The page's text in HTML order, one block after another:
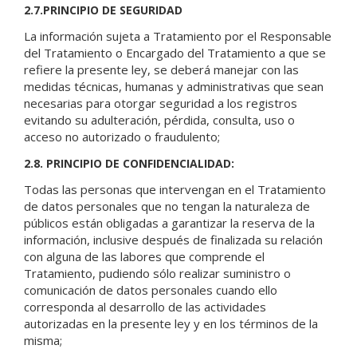
2.7.PRINCIPIO DE SEGURIDAD
La información sujeta a Tratamiento por el Responsable
del Tratamiento o Encargado del Tratamiento a que se
refiere la presente ley, se deberá manejar con las
medidas técnicas, humanas y administrativas que sean
necesarias para otorgar seguridad a los registros
evitando su adulteración, pérdida, consulta, uso o
acceso no autorizado o fraudulento;
2.8. PRINCIPIO DE CONFIDENCIALIDAD:
Todas las personas que intervengan en el Tratamiento
de datos personales que no tengan la naturaleza de
públicos están obligadas a garantizar la reserva de la
información, inclusive después de finalizada su relación
con alguna de las labores que comprende el
Tratamiento, pudiendo sólo realizar suministro o
comunicación de datos personales cuando ello
corresponda al desarrollo de las actividades
autorizadas en la presente ley y en los términos de la
misma;